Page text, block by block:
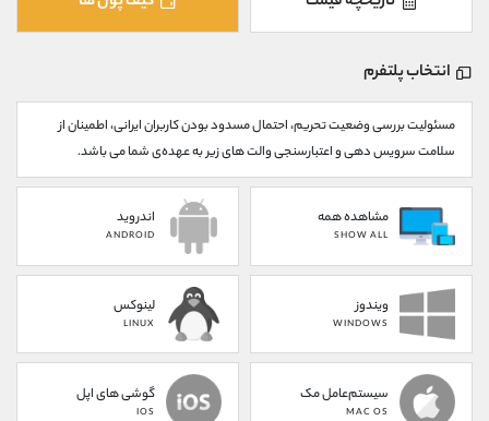
انتخاب پلتفرم
مسئولیت بررسی وضعیت تحریم، احتمال مسدود بودن کاربران ایرانی، اطمینان از
سلامت سرویس دهی و اعتبارسنجی والت های زیر به عهده‌ی شما می باشد.
مشاهده همه
SHOW ALL
اندروید
ANDROID
ویندوز
WINDOWS
لینوکس
LINUX
سیستم‌عامل مک
MAC OS
گوشی های اپل
IOS
@alirezamehrabi_official